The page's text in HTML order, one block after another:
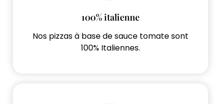
100% italienne
Nos pizzas à base de sauce tomate sont
100% Italiennes.